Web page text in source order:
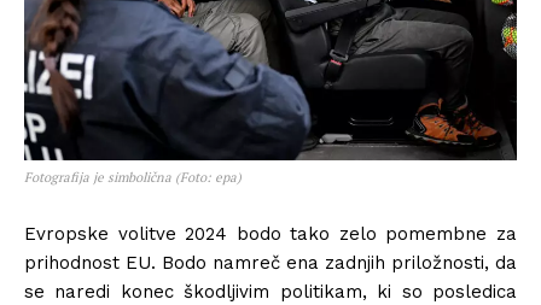
Fotografija je simbolična (Foto: epa)
Evropske volitve 2024 bodo tako zelo pomembne za
prihodnost EU. Bodo namreč ena zadnjih priložnosti, da
se naredi konec škodljivim politikam, ki so posledica